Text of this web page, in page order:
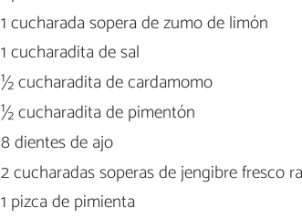
1 cucharada sopera de zumo de limón
1 cucharadita de sal
½ cucharadita de cardamomo
½ cucharadita de pimentón
8 dientes de ajo
2 cucharadas soperas de jengibre fresco
1 pizca de pimienta